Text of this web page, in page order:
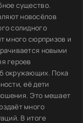
существо.
новосёлов
солидного
много сюрпризов и
новыми
героев
окружающих. Пока
её дети
Это мешает
много
В итоге